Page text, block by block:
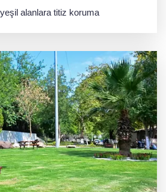
alanlara titiz koruma